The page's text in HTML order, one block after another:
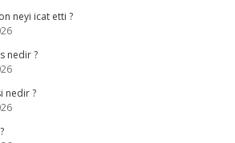
neyi icat etti ?
nedir ?
nedir ?